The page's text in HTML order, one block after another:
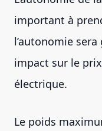
important à
l’autonomie
impact sur le
électrique.
Le poids